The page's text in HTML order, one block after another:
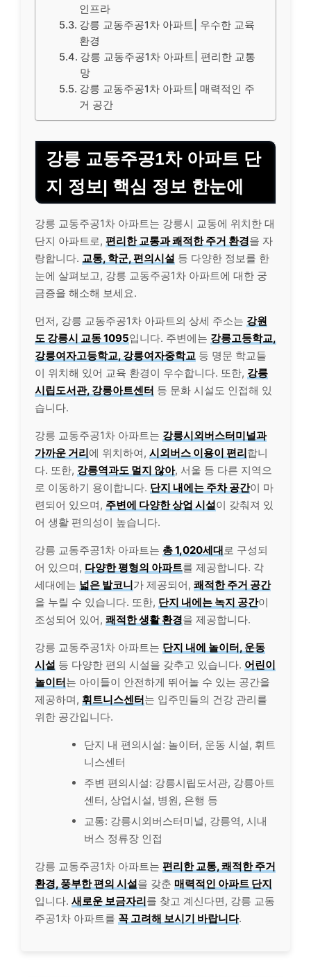
인프라
강릉 교동주공1차 아파트| 우수한 교육
환경
강릉 교동주공1차 아파트| 편리한 교통
망
강릉 교동주공1차 아파트| 매력적인 주
거 공간
강릉 교동주공1차 아파트 단
지 정보| 핵심 정보 한눈에
강릉 교동주공1차 아파트는 강릉시 교동에 위치한 대
단지 아파트로, 편리한 교통과 쾌적한 주거 환경을 자
랑합니다. 교통, 학군, 편의시설 등 다양한 정보를 한
눈에 살펴보고, 강릉 교동주공1차 아파트에 대한 궁
금증을 해소해 보세요.
먼저, 강릉 교동주공1차 아파트의 상세 주소는 강원
도 강릉시 교동 1095입니다. 주변에는 강릉고등학교,
강릉여자고등학교, 강릉여자중학교 등 명문 학교들
이 위치해 있어 교육 환경이 우수합니다. 또한, 강릉
시립도서관, 강릉아트센터 등 문화 시설도 인접해 있
습니다.
강릉 교동주공1차 아파트는 강릉시외버스터미널과
가까운 거리에 위치하여, 시외버스 이용이 편리합니
다. 또한, 강릉역과도 멀지 않아, 서울 등 다른 지역으
로 이동하기 용이합니다. 단지 내에는 주차 공간이 마
련되어 있으며, 주변에 다양한 상업 시설이 갖춰져 있
어 생활 편의성이 높습니다.
강릉 교동주공1차 아파트는 총 1,020세대로 구성되
어 있으며, 다양한 평형의 아파트를 제공합니다. 각
세대에는 넓은 발코니가 제공되어, 쾌적한 주거 공간
을 누릴 수 있습니다. 또한, 단지 내에는 녹지 공간이
조성되어 있어, 쾌적한 생활 환경을 제공합니다.
강릉 교동주공1차 아파트는 단지 내에 놀이터, 운동
시설 등 다양한 편의 시설을 갖추고 있습니다. 어린이
놀이터는 아이들이 안전하게 뛰어놀 수 있는 공간을
제공하며, 휘트니스센터는 입주민들의 건강 관리를
위한 공간입니다.
단지 내 편의시설: 놀이터, 운동 시설, 휘트
니스센터
주변 편의시설: 강릉시립도서관, 강릉아트
센터, 상업시설, 병원, 은행 등
교통: 강릉시외버스터미널, 강릉역, 시내
버스 정류장 인접
강릉 교동주공1차 아파트는 편리한 교통, 쾌적한 주거
환경, 풍부한 편의 시설을 갖춘 매력적인 아파트 단지
입니다. 새로운 보금자리를 찾고 계신다면, 강릉 교동
주공1차 아파트를 꼭 고려해 보시기 바랍니다.